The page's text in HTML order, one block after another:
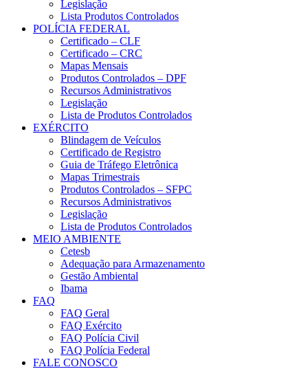
Legislação
Lista Produtos Controlados
POLÍCIA FEDERAL
Certificado – CLF
Certificado – CRC
Mapas Mensais
Produtos Controlados – DPF
Recursos Administrativos
Legislação
Lista de Produtos Controlados
EXÉRCITO
Blindagem de Veículos
Certificado de Registro
Guia de Tráfego Eletrônica
Mapas Trimestrais
Produtos Controlados – SFPC
Recursos Administrativos
Legislação
Lista de Produtos Controlados
MEIO AMBIENTE
Cetesb
Adequação para Armazenamento
Gestão Ambiental
Ibama
FAQ
FAQ Geral
FAQ Exército
FAQ Polícia Civil
FAQ Polícia Federal
FALE CONOSCO